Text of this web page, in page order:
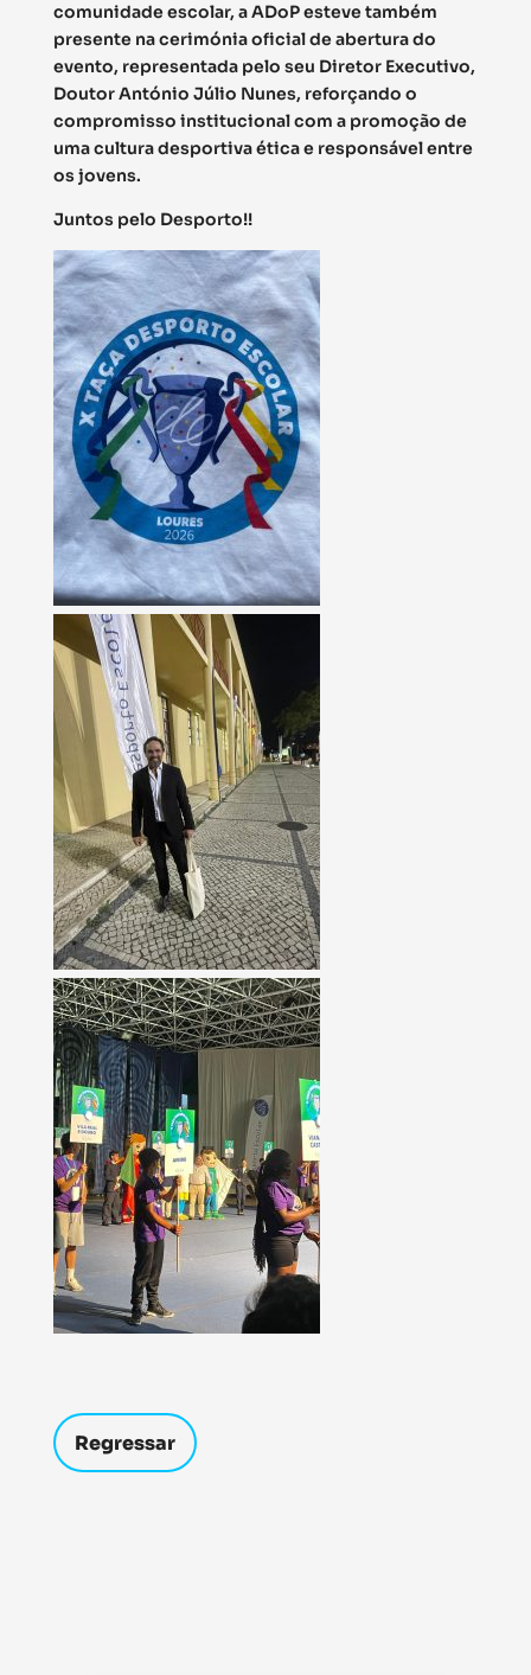
comunidade escolar, a ADoP esteve também
presente na cerimónia oficial de abertura do
evento, representada pelo seu Diretor Executivo,
Doutor António Júlio Nunes, reforçando o
compromisso institucional com a promoção de
uma cultura desportiva ética e responsável entre
os jovens.
Juntos pelo Desporto!!
Regressar